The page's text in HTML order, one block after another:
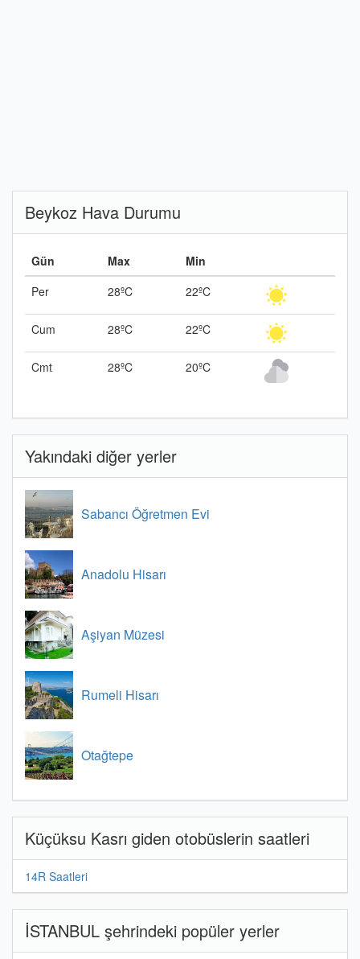
Beykoz Hava Durumu
Gün Max
Min
Per
28ºC 22ºC
Cum 28ºC 22ºC
Cmt 28ºC 20ºC
Yakındaki diğer yerler
Sabancı Öğretmen Evi
Anadolu Hisarı
Aşiyan Müzesi
Rumeli Hisarı
Otağtepe
Küçüksu Kasrı giden otobüslerin saatleri
14R Saatleri
İSTANBUL şehrindeki popüler yerler